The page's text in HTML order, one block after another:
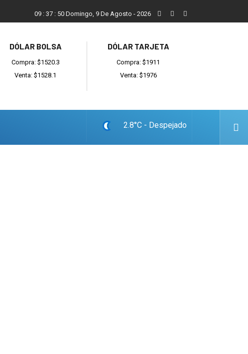
San Cayetano, el trabajo y una nueva etapa para la
09 : 37 : 51 Domingo, 9 De Agosto - 2026
DÓLAR BOLSA
Compra: $1520.3
Venta: $1528.1
DÓLAR TARJETA
Compra: $1911
Venta: $1976
2.8°C - Despejado